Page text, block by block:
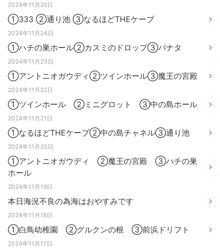
2024年11月25日
①333 ②通り池 ③なるほどTHEケーブ
2024年11月24日
①ハチの巣ホール②カスミのドロップ③パナタ
2024年11月23日
①アントニオガウディ②ツインホール③魔王の宮殿
2024年11月22日
①ツインホール ②ミニグロット ③中の島ホール
2024年11月21日
①なるほどTHEケーブ②中の島チャネル③通り池
2024年11月20日
①アントニオガウディ ②魔王の宮殿 ③ハチの巣
ホール
2024年11月19日
本日海況不良の為海はおやすみです
2024年11月18日
①白鳥幼稚園 ②グルクンの根 ③前浜ドリフト
2024年11月17日